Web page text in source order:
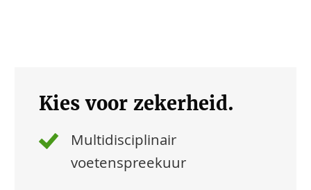
Kies voor zekerheid.
Multidisciplinair
voetenspreekuur